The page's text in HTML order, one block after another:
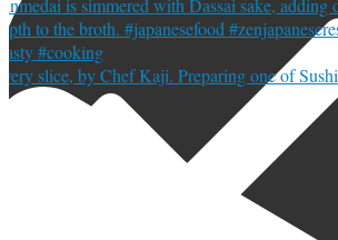
slice, by Chef Kaji. Preparing one of Sushi